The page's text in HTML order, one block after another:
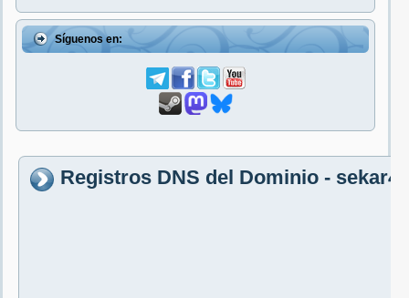
Síguenos en:
Registros DNS del Dominio -